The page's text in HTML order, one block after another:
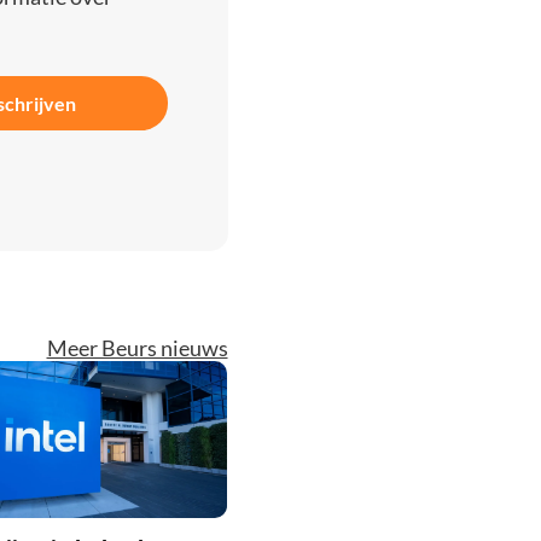
Meer Beurs nieuws